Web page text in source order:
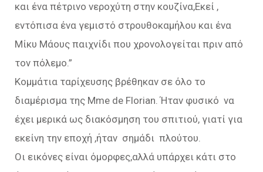
και ένα πέτρινο νεροχύτη στην κουζίνα,Εκεί ,
εντόπισα ένα γεμιστό στρουθοκαμήλου και ένα
Μίκυ Μάους παιχνίδι που χρονολογείται πριν από
τον πόλεμο.”
Κομμάτια ταρίχευσης βρέθηκαν σε όλο το
διαμέρισμα της Mme de Florian. Ήταν φυσικό να
έχει μερικά ως διακόσμηση του σπιτιού, γιατί για
εκείνη την εποχή ,ήταν σημάδι πλούτου.
Οι εικόνες είναι όμορφες,αλλά υπάρχει κάτι στο